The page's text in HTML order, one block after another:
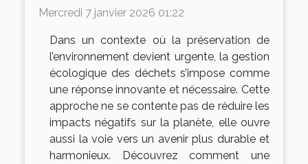
Mercredi 7 janvier 2026 01:22
Dans un contexte où la préservation de
l’environnement devient urgente, la gestion
écologique des déchets s’impose comme
une réponse innovante et nécessaire. Cette
approche ne se contente pas de réduire les
impacts négatifs sur la planète, elle ouvre
aussi la voie vers un avenir plus durable et
harmonieux. Découvrez comment une